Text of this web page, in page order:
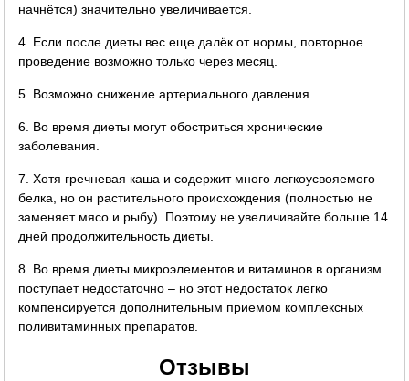
начнётся) значительно увеличивается.
4. Если после диеты вес еще далёк от нормы, повторное
проведение возможно только через месяц.
5. Возможно снижение артериального давления.
6. Во время диеты могут обостриться хронические
заболевания.
7. Хотя гречневая каша и содержит много легкоусвояемого
белка, но он растительного происхождения (полностью не
заменяет мясо и рыбу). Поэтому не увеличивайте больше 14
дней продолжительность диеты.
8. Во время диеты микроэлементов и витаминов в организм
поступает недостаточно – но этот недостаток легко
компенсируется дополнительным приемом комплексных
поливитаминных препаратов.
Отзывы